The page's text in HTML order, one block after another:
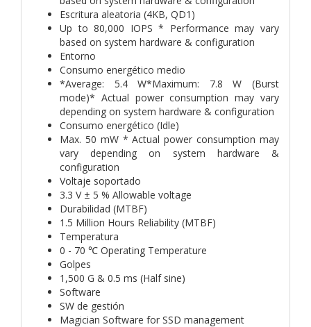
Escritura aleatoria (4KB, QD1)
Up to 80,000 IOPS * Performance may vary
based on system hardware & configuration
Entorno
Consumo energético medio
*Average: 5.4 W*Maximum: 7.8 W (Burst
mode)* Actual power consumption may vary
depending on system hardware & configuration
Consumo energético (Idle)
Max. 50 mW * Actual power consumption may
vary depending on system hardware &
configuration
Voltaje soportado
3.3 V ± 5 % Allowable voltage
Durabilidad (MTBF)
1.5 Million Hours Reliability (MTBF)
Temperatura
0 - 70 ℃ Operating Temperature
Golpes
1,500 G & 0.5 ms (Half sine)
Software
SW de gestión
Magician Software for SSD management